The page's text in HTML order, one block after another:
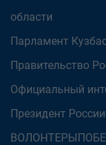
области
Парламент
Правительство
Официальный
Президент России